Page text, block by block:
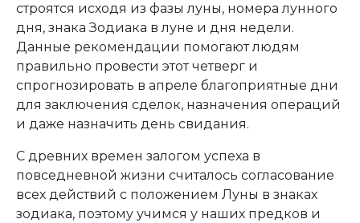
строятся исходя из фазы луны, номера лунного
дня, знака Зодиака в луне и дня недели.
Данные рекомендации помогают людям
правильно провести этот четверг и
спрогнозировать в апреле благоприятные дни
для заключения сделок, назначения операций
и даже назначить день свидания.
С древних времен залогом успеха в
повседневной жизни считалось согласование
всех действий с положением Луны в знаках
зодиака, поэтому учимся у наших предков и